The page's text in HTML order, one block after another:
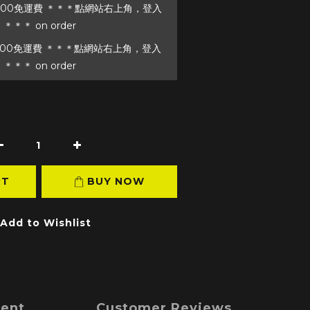
免運費 ＊＊＊點網站右上角，登入
＊＊＊ on order
免運費 ＊＊＊點網站右上角，登入
＊＊＊ on order
BUY NOW
Add to Wishlist